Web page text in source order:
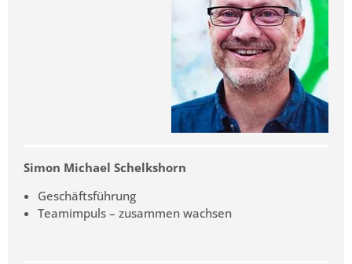
Simon Michael Schelkshorn
Geschäftsführung
Teamimpuls – zusammen wachsen